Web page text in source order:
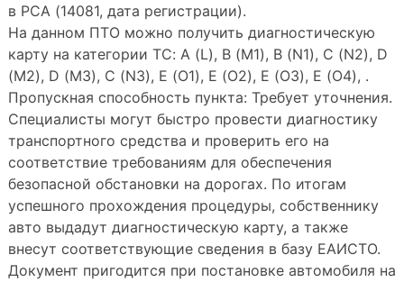
в РСА (14081, дата регистрации).
На данном ПТО можно получить диагностическую
карту на категории ТС: A (L), B (M1), B (N1), C (N2), D
(M2), D (M3), C (N3), E (O1), E (O2), E (O3), E (O4), .
Пропускная способность пункта: Требует уточнения.
Специалисты могут быстро провести диагностику
транспортного средства и проверить его на
соответствие требованиям для обеспечения
безопасной обстановки на дорогах. По итогам
успешного прохождения процедуры, собственнику
авто выдадут диагностическую карту, а также
внесут соответствующие сведения в базу ЕАИСТО.
Документ пригодится при постановке автомобиля на